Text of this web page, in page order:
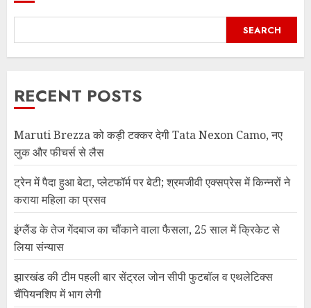
SEARCH
RECENT POSTS
Maruti Brezza को कड़ी टक्कर देगी Tata Nexon Camo, नए
लुक और फीचर्स से लैस
ट्रेन में पैदा हुआ बेटा, प्लेटफॉर्म पर बेटी; श्रमजीवी एक्सप्रेस में किन्नरों ने
कराया महिला का प्रसव
इंग्लैंड के तेज गेंदबाज का चौंकाने वाला फैसला, 25 साल में क्रिकेट से
लिया संन्यास
झारखंड की टीम पहली बार सेंट्रल जोन सीपी फुटबॉल व एथलेटिक्स
चैंपियनशिप में भाग लेगी